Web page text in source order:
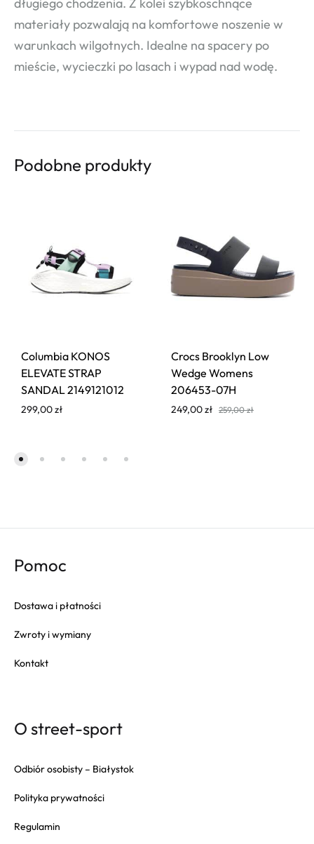
długiego chodzenia. Z kolei szybkoschnące
materiały pozwalają na komfortowe noszenie w
warunkach wilgotnych. Idealne na spacery po
mieście, wycieczki po lasach i wypad nad wodę.
Podobne produkty
Columbia KONOS
ELEVATE STRAP
SANDAL 2149121012
299,00zł
Crocs Brooklyn Low
Wedge Womens
206453-07H
249,00zł 259,00zł
Pomoc
Dostawa i płatności
Zwroty i wymiany
Kontakt
O street-sport
Odbiór osobisty – Białystok
Polityka prywatności
Regulamin